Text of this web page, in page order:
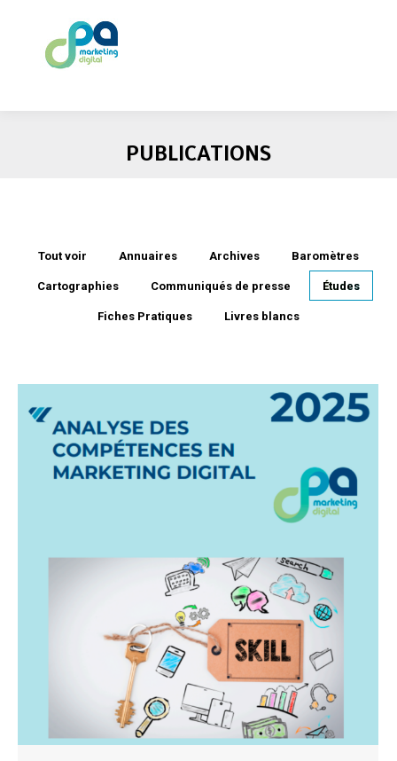
PUBLICATIONS
Tout voir Annuaires Archives Baromètres
Cartographies Communiqués de presse Études
Fiches Pratiques Livres blancs